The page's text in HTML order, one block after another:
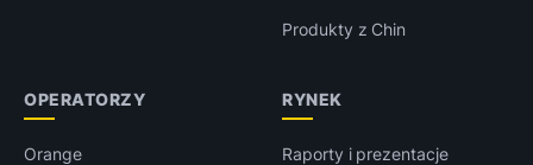
Produkty z Chin
OPERATORZY
Orange
RYNEK
Raporty i prezentacje